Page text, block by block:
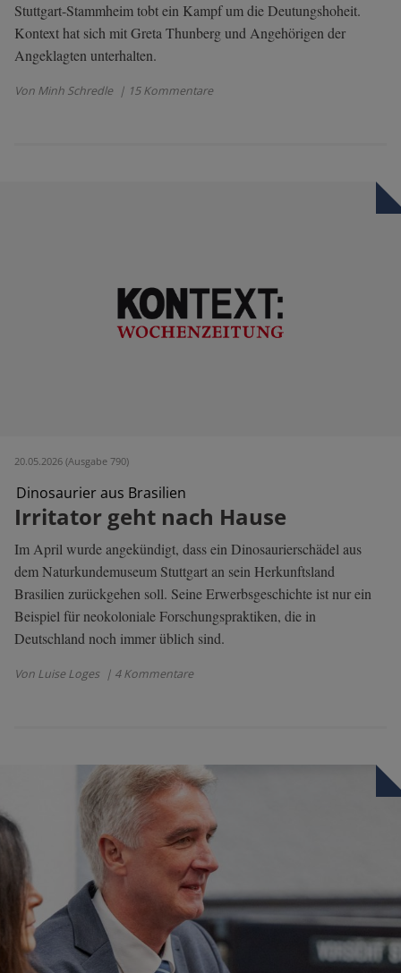
Stuttgart-Stammheim tobt ein Kampf um die Deutungshoheit.
Kontext hat sich mit Greta Thunberg und Angehörigen der
Angeklagten unterhalten.
Von Minh Schredle | 15 Kommentare
20.05.2026 (Ausgabe 790)
Dinosaurier aus Brasilien
Irritator geht nach Hause
Im April wurde angekündigt, dass ein Dinosaurierschädel aus
dem Naturkundemuseum Stuttgart an sein Herkunftsland
Brasilien zurückgehen soll. Seine Erwerbsgeschichte ist nur ein
Beispiel für neokoloniale Forschungspraktiken, die in
Deutschland noch immer üblich sind.
Von Luise Loges | 4 Kommentare